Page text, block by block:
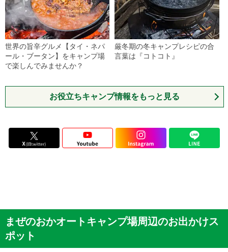
世界の旨辛グルメ【タイ・ネパ
ール・ブータン】をキャンプ場
で楽しんでみませんか？
厳冬期の冬キャンプレシピの合
言葉は『コトコト』
お役立ちキャンプ情報をもっと見る
まぜのおかオートキャンプ場周辺のお出かけス
ポット